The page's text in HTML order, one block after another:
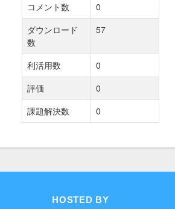
コメント数
0
ダウンロード
数
57
利活用数
0
評価
0
課題解決数
0
HOSTED BY